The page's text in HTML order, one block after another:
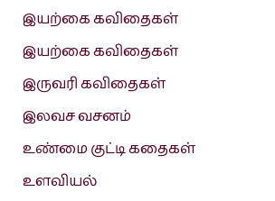
இயற்கை கவிதைகள்
இயற்கை கவிதைகள்
இருவரி கவிதைகள்
இலவச வசனம்
உண்மை குட்டி கதைகள்
உளவியல்